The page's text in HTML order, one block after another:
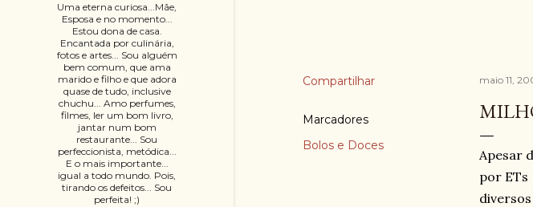
Compartilhar
Marcadores
Bolos e Doces
maio 11,
Apesar
por ETs
Uma eterna curiosa...Mãe,
Esposa e no momento...
Estou dona de casa.
Encantada por culinária,
fotos e artes... Sou alguém
bem comum, que ama
marido e filho e que adora
quase de tudo, inclusive
chuchu... Amo perfumes,
filmes, ler um bom livro,
jantar num bom
restaurante... Sou
perfeccionista, metódica...
E o mais importante...
igual a todo mundo. Pois,
tirando os defeitos... Sou
perfeita! ;)